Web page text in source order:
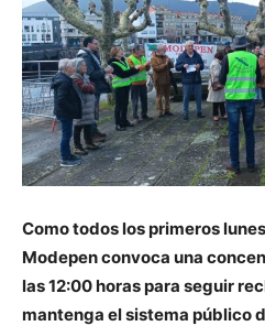
Como todos los primeros
Modepen convoca una
las 12:00 horas para seguir
mantenga el sistema público